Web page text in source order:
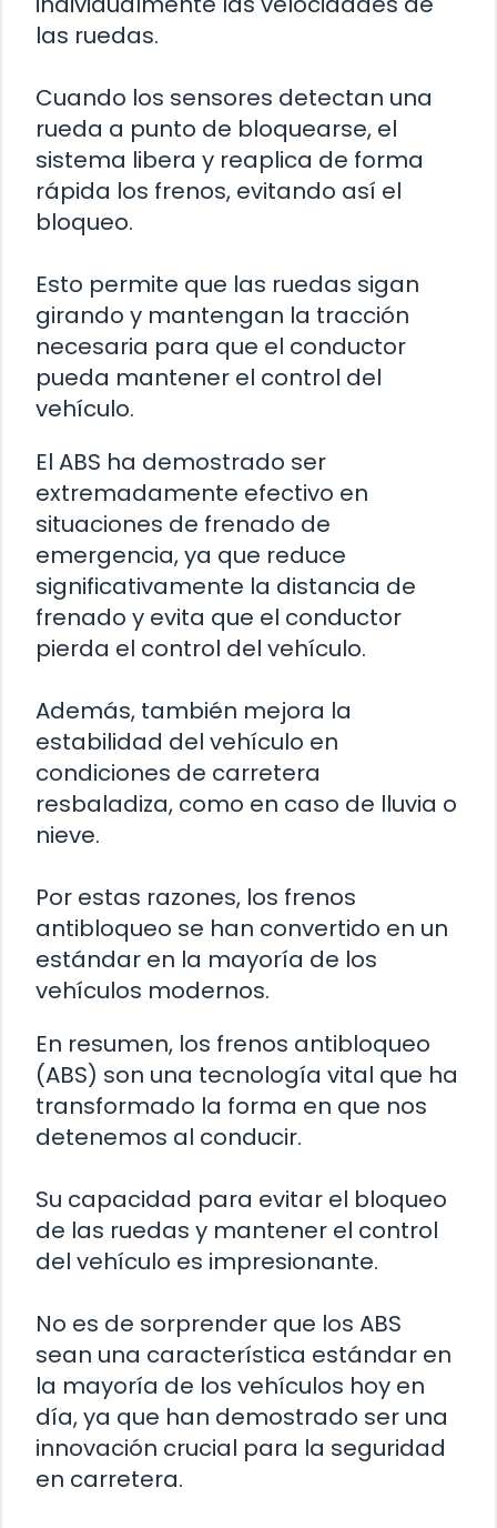
las ruedas.
Cuando los sensores detectan una
rueda a punto de bloquearse, el
sistema libera y reaplica de forma
rápida los frenos, evitando así el
bloqueo.
Esto permite que las ruedas sigan
girando y mantengan la tracción
necesaria para que el conductor
pueda mantener el control del
vehículo.
El ABS ha demostrado ser
extremadamente efectivo en
situaciones de frenado de
emergencia, ya que reduce
significativamente la distancia de
frenado y evita que el conductor
pierda el control del vehículo.
Además, también mejora la
estabilidad del vehículo en
condiciones de carretera
resbaladiza, como en caso de lluvia o
nieve.
Por estas razones, los frenos
antibloqueo se han convertido en un
estándar en la mayoría de los
vehículos modernos.
En resumen, los frenos antibloqueo
(ABS) son una tecnología vital que ha
transformado la forma en que nos
detenemos al conducir.
Su capacidad para evitar el bloqueo
de las ruedas y mantener el control
del vehículo es impresionante.
No es de sorprender que los ABS
sean una característica estándar en
la mayoría de los vehículos hoy en
día, ya que han demostrado ser una
innovación crucial para la seguridad
en carretera.